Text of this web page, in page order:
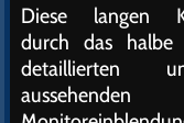
Diese langen
durch das halbe
detaillierten
aussehenden